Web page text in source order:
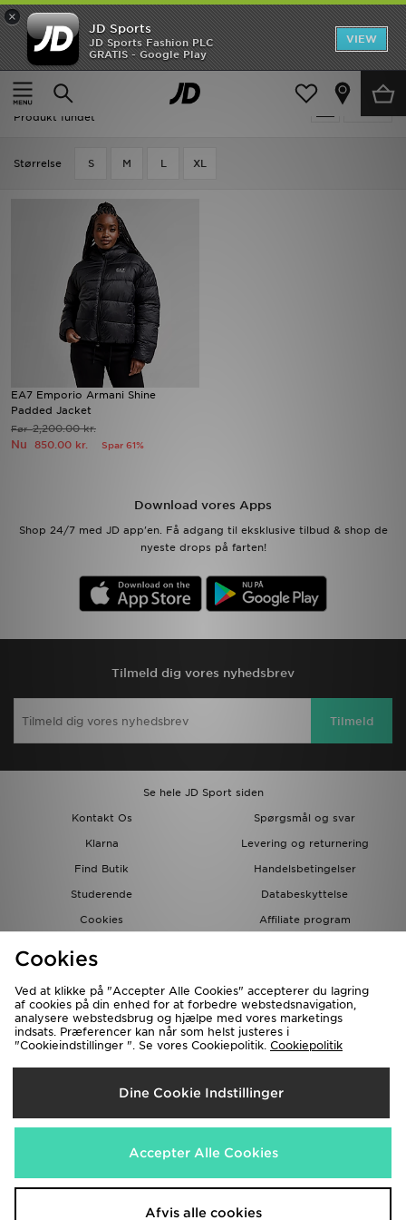
×
JD Sports
JD Sports Fashion PLC
GRATIS - Google Play
VIEW
Hjem
Damer Dametøj Jakker
Damer - EA7 Emporio Armani Jakker
Produkt fundet
Størrelse S M L XL
EA7 Emporio Armani Shine
Padded Jacket
Før2,200.00 kr.
Nu 850.00 kr. Spar 61%
Download vores Apps
Shop 24/7 med JD app'en. Få adgang til eksklusive tilbud & shop de
nyeste drops på farten!
Tilmeld dig vores nyhedsbrev
Tilmeld
Se hele JD Sport siden
Kontakt Os
Spørgsmål og svar
Klarna
Levering og returnering
Find Butik
Handelsbetingelser
Studerende
Databeskyttelse
Cookies
Affiliate program
Forsendelse Til
Danmark
Vi accepterer de følgende betalingsmetoder
Besøg vores samarbejdspartneres websites
Hjem
Udsalg
Nyheder
Bestsellers
Brands
Fodbold
Sport
Download JD app'en
Mine beskeder
Hjælp & information
Cookies
Ved at klikke på "Accepter Alle Cookies" accepterer du lagring
af cookies på din enhed for at forbedre webstedsnavigation,
analysere webstedsbrug og hjælpe med vores marketings
indsats. Præferencer kan når som helst justeres i
"Cookieindstillinger ". Se vores Cookiepolitik. Cookiepolitik
Dine Cookie Indstillinger
Accepter Alle Cookies
Afvis alle cookies